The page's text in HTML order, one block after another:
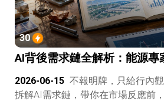
30
AI背後需求鏈全解析：能源專
2026-06-15 不報明牌，只給行內
拆解AI需求鏈，帶你在市場反應前